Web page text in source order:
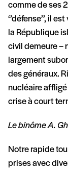
comme de ses
‘’défense’’, il
la République
civil demeure –
largement
des généraux.
nucléaire
crise à court
Le binôme A.
Notre rapide
prises avec